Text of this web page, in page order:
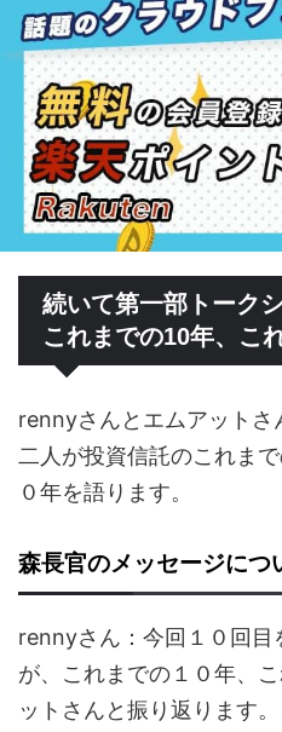
続いて第一部トーク
これまでの10年、こ
rennyさんとエムアットさ
二人が投資信託のこれま
０年を語ります。
森長官のメッセージにつ
rennyさん：今回１０回目
が、これまでの１０年、
ットさんと振り返ります